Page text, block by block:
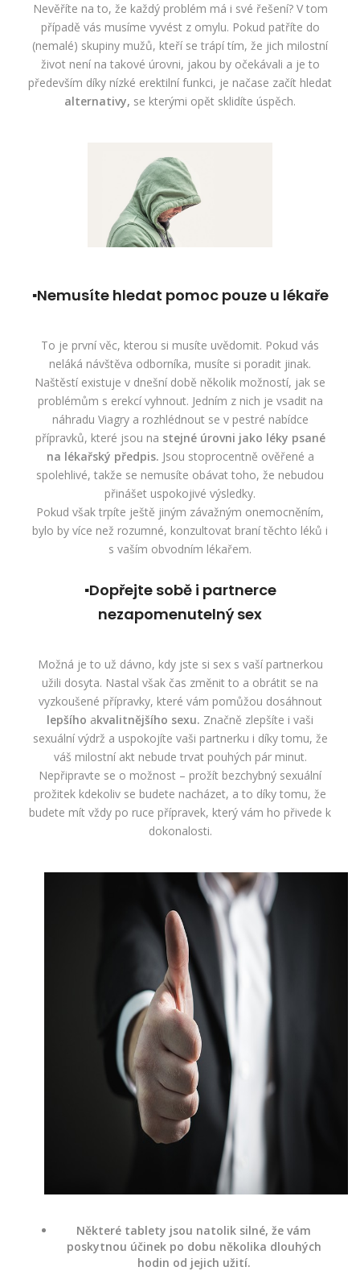
Nevěříte na to, že každý problém má i své řešení? V tom
případě vás musíme vyvést z omylu. Pokud patříte do
(nemalé) skupiny mužů, kteří se trápí tím, že jich milostní
život není na takové úrovni, jakou by očekávali a je to
především díky nízké erektilní funkci, je načase začít hledat
alternativy, se kterými opět sklidíte úspěch.
▪Nemusíte hledat pomoc pouze u lékaře
To je první věc, kterou si musíte uvědomit. Pokud vás
neláká návštěva odborníka, musíte si poradit jinak.
Naštěstí existuje v dnešní době několik možností, jak se
problémům s erekcí vyhnout. Jedním z nich je vsadit na
náhradu Viagrya rozhlédnout se v pestré nabídce
přípravků, které jsou na stejné úrovni jako léky psané
na lékařský předpis. Jsou stoprocentně ověřené a
spolehlivé, takže se nemusíte obávat toho, že nebudou
přinášet uspokojivé výsledky.
Pokud však trpíte ještě jiným závažným onemocněním,
bylo by více než rozumné, konzultovat braní těchto léků i
s vaším obvodním lékařem.
▪Dopřejte sobě i partnerce
nezapomenutelný sex
Možná je to už dávno, kdy jste si sex s vaší partnerkou
užili dosyta. Nastal však čas změnit to a obrátit se na
vyzkoušené přípravky, které vám pomůžou dosáhnout
lepšího akvalitnějšího sexu. Značně zlepšíte i vaši
sexuální výdrž a uspokojíte vaši partnerku i díky tomu, že
váš milostní akt nebude trvat pouhých pár minut.
Nepřipravte se o možnost – prožít bezchybný sexuální
prožitek kdekoliv se budete nacházet, a to díky tomu, že
budete mít vždy po ruce přípravek, který vám ho přivede k
dokonalosti.
Některé tablety jsou natolik silné, že vám
poskytnou účinek po dobu několika dlouhých
hodin od jejich užití.